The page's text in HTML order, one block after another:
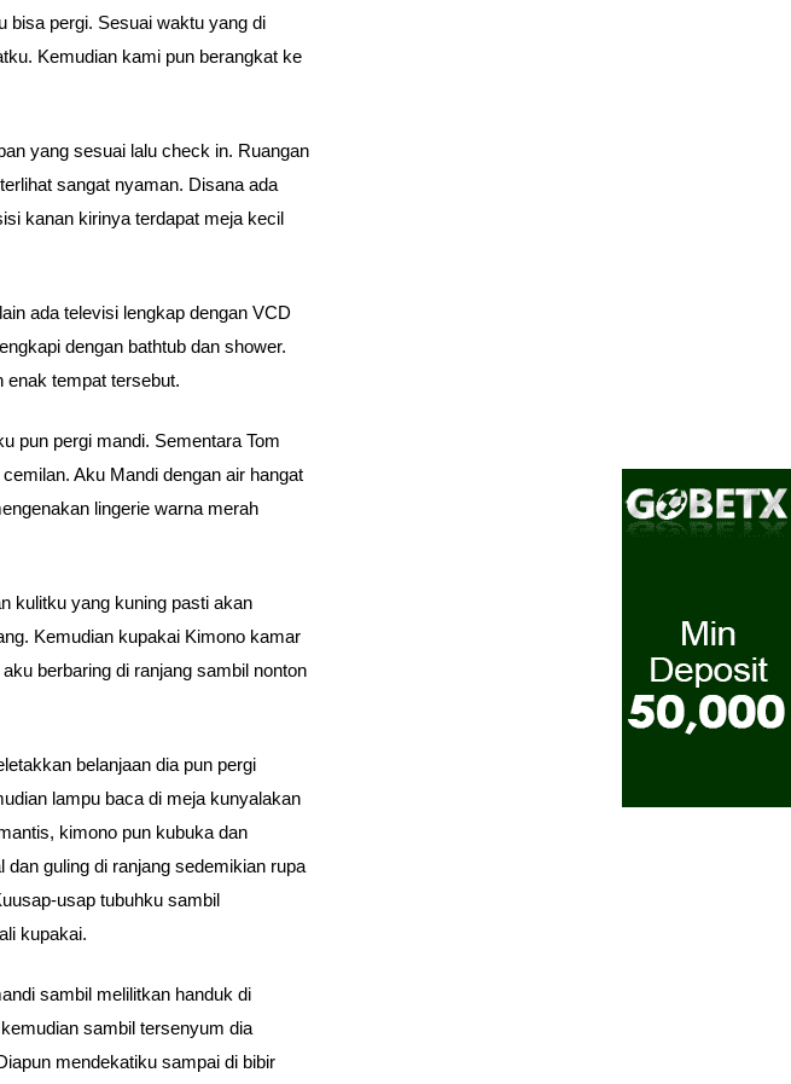
bisa pergi. Sesuai waktu yang di
Kemudian kami pun berangkat ke
yang sesuai lalu check in. Ruangan
sangat nyaman. Disana ada
kanan kirinya terdapat meja kecil
ada televisi lengkap dengan VCD
dengan bathtub dan shower.
enak tempat tersebut.
pun pergi mandi. Sementara Tom
Aku Mandi dengan air hangat
lingerie warna merah
kulitku yang kuning pasti akan
Kemudian kupakai Kimono kamar
berbaring di ranjang sambil nonton
belanjaan dia pun pergi
lampu baca di meja kunyalakan
kimono pun kubuka dan
guling di ranjang sedemikian rupa
usap tubuhku sambil
kupakai.
sambil melilitkan handuk di
sambil tersenyum dia
mendekatiku sampai di bibir